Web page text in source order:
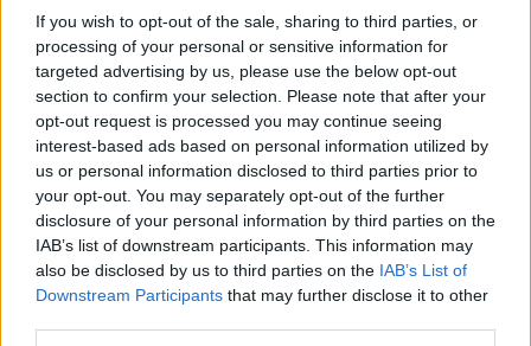
If you wish to opt-out of the sale, sharing to third parties, or
processing of your personal or sensitive information for
targeted advertising by us, please use the below opt-out
section to confirm your selection. Please note that after your
opt-out request is processed you may continue seeing
interest-based ads based on personal information utilized by
us or personal information disclosed to third parties prior to
your opt-out. You may separately opt-out of the further
disclosure of your personal information by third parties on the
IAB’s list of downstream participants. This information may
also be disclosed by us to third parties on the IAB’s List of
Downstream Participants that may further disclose it to other
Šiuo metu skaitomiausi
Rekordiškai nusekęs Dunojus
atidengė II pasaulinio karo laikų
radinius
Mirė garsi lietuvių aktorė: „Jos
vaidmenys išliks Lietuvos teatro
istorijoje“
„Fūristas“ į judrią sankryžą įlėkė „ant
rankinio“: vilkiko puspriekabės ratai
pakilo į orą